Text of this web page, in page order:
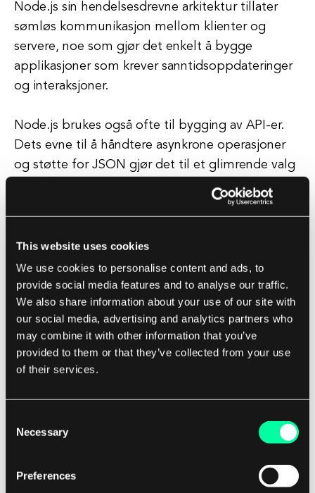
This website uses cookies
We use cookies to personalise content and ads, to
provide social media features and to analyse our traffic.
We also share information about your use of our site with
our social media, advertising and analytics partners who
may combine it with other information that you’ve
provided to them or that they’ve collected from your use
of their services.
Selection
Necessary
Preferences
Node.js sin hendelsesdrevne arkitektur tillater
sømløs kommunikasjon mellom klienter og
servere, noe som gjør det enkelt å bygge
applikasjoner som krever sanntidsoppdateringer
og interaksjoner.
Node.js brukes også ofte til bygging av API-er.
Dets evne til å håndtere asynkrone operasjoner
og støtte for JSON gjør det til et glimrende valg
for å bygge RESTful API-er som enkelt kan
integreres med frontend-applikasjoner.
I tillegg til disse vanlige bruksområdene, kan
Node.js også brukes til en rekke andre
applikasjoner, som bygging av mikro-tjenester,
IoT-applikasjoner, og til og med
skrivebordsapplikasjoner ved hjelp av verktøy
som Electron.
til Node.js det til et verdifullt verktøy for
utviklere som ønsker å bygge raske, skalerbare
og effektive applikasjoner. Enten du bygger en
sanntidsapplikasjon, har Node.js verktøyene og